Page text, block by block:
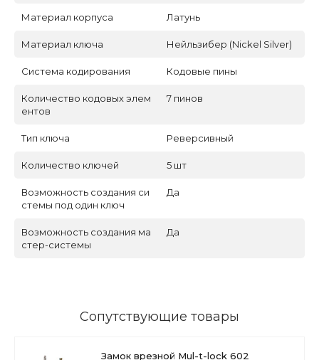
Материал корпуса Латунь
Материал ключа Нейльзибер (Nickel Silver)
Система кодирования Кодовые пины
Количество кодовых элем
ентов
7 пинов
Тип ключа Реверсивный
Количество ключей 5 шт
Возможность создания си
стемы под один ключ
Да
Возможность создания ма
стер-системы
Да
Сопутствующие товары
Замок врезной Mul-t-lock 602